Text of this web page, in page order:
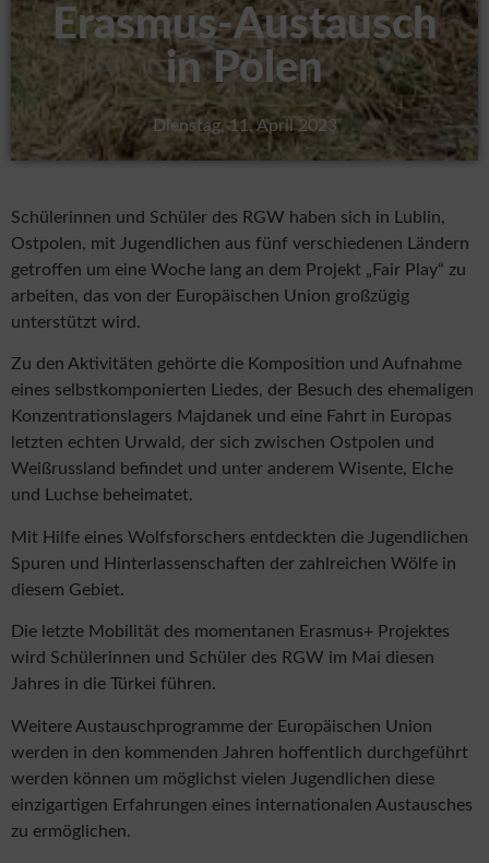
Erasmus-Austausch
in Polen
Dienstag, 11. April 2023
Schülerinnen und Schüler des RGW haben sich in Lublin,
Ostpolen, mit Jugendlichen aus fünf verschiedenen Ländern
getroffen um eine Woche lang an dem Projekt „Fair Play“ zu
arbeiten, das von der Europäischen Union großzügig
unterstützt wird.
Zu den Aktivitäten gehörte die Komposition und Aufnahme
eines selbstkomponierten Liedes, der Besuch des ehemaligen
Konzentrationslagers Majdanek und eine Fahrt in Europas
letzten echten Urwald, der sich zwischen Ostpolen und
Weißrussland befindet und unter anderem Wisente, Elche
und Luchse beheimatet.
Mit Hilfe eines Wolfsforschers entdeckten die Jugendlichen
Spuren und Hinterlassenschaften der zahlreichen Wölfe in
diesem Gebiet.
Die letzte Mobilität des momentanen Erasmus+ Projektes
wird Schülerinnen und Schüler des RGW im Mai diesen
Jahres in die Türkei führen.
Weitere Austauschprogramme der Europäischen Union
werden in den kommenden Jahren hoffentlich durchgeführt
werden können um möglichst vielen Jugendlichen diese
einzigartigen Erfahrungen eines internationalen Austausches
zu ermöglichen.